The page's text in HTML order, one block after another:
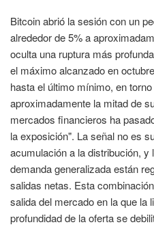
Bitcoin abrió la sesión con un
alrededor de 5% a
oculta una ruptura más
el máximo alcanzado en
hasta el último mínimo, en
aproximadamente la mitad de
mercados financieros ha
la exposición". La señal no es
acumulación a la distribución, y
demanda generalizada están
salidas netas. Esta
salida del mercado en la que la
profundidad de la oferta se